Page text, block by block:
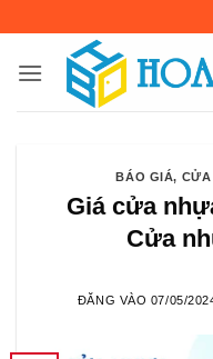
nội
BÁO GIÁ, CỬA
Giá cửa
Cửa
ĐĂNG VÀO 07/05/